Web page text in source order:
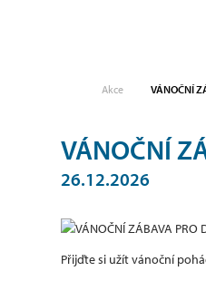
Akce VÁNOČNÍ
VÁNOČNÍ
26.12.2026
Přijďte si užít vánoční